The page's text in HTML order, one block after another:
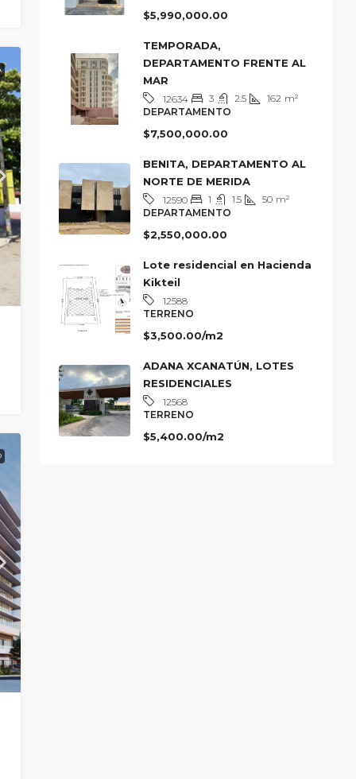
$5,990,000.00
TEMPORADA,
DEPARTAMENTO FRENTE AL
MAR
12634 3 2.5 162 m²
DEPARTAMENTO
$7,500,000.00
BENITA, DEPARTAMENTO AL
NORTE DE MERIDA
12590 1 1.5 50 m²
DEPARTAMENTO
$2,550,000.00
Lote residencial en Hacienda
Kikteil
12588
TERRENO
$3,500.00/m2
ADANA XCANATÚN, LOTES
RESIDENCIALES
12568
TERRENO
$5,400.00/m2